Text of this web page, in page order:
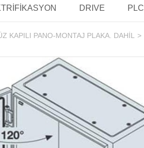
DRIVE PLC
KAPILI PANO-MONTAJ PLAKA. DAHİL